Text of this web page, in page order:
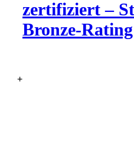
zertifiziert –
Bronze-Rating